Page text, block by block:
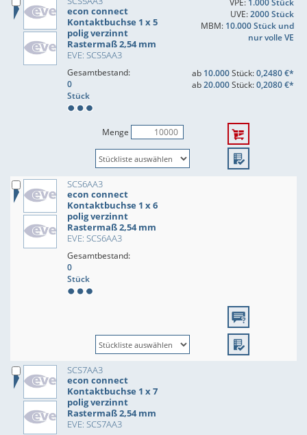
econ connect
Kontaktbuchse 1 x 5
polig verzinnt
Rastermaß 2,54 mm
EVE: SCS5AA3
VPE: 1.000 Stück
UVE:2000 Stück
MBM: 10.000 Stück und
nur volle VE
Gesamtbestand:
0
Stück
ab 10.000Stück:0,2480 €*
ab20.000Stück:0,2080 €*
Menge
SCS6AA3
econ connect
Kontaktbuchse 1 x 6
polig verzinnt
Rastermaß 2,54 mm
EVE: SCS6AA3
Gesamtbestand:
0
Stück
SCS7AA3
econ connect
Kontaktbuchse 1 x 7
polig verzinnt
Rastermaß 2,54 mm
EVE: SCS7AA3